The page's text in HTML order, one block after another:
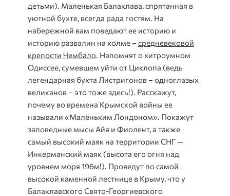
детьми). Маленькая Балаклава, спрятанная в
уютной бухте, всегда рада гостям. На
набережной вам поведают ее историю и
историю развалин на холме – средневековой
крепости Чембало. Напомнят о хитроумном
Одиссее, сумевшем уйти от Циклопа (ведь
легендарная бухта Листригонов – одноглазых
великанов – это тоже здесь!). Расскажут,
почему во времена Крымской войны ее
называли «Маленьким Лондоном». Покажут
заповедные мысы Айя и Фиолент, а также
самый высокий маяк на территории СНГ —
Инкерманский маяк (высота его огня над
уровнем моря 196м!). Проведут по самой
высокой каменной лестнице в Крыму, что у
Балаклавского Свято-Георгиевского